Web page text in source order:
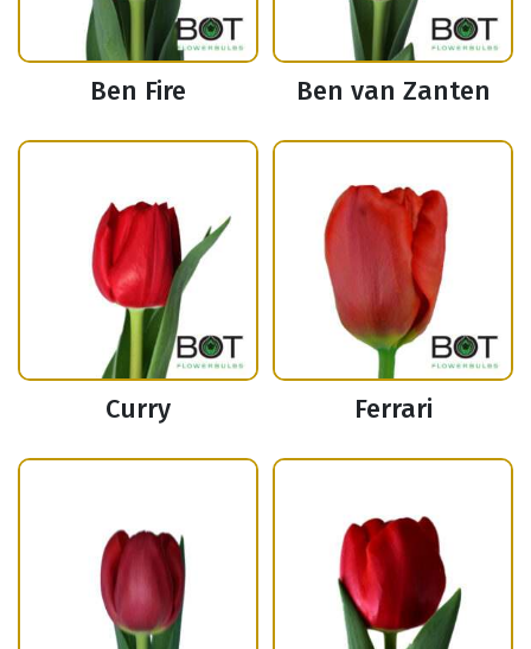
Ben Fire Ben van Zanten
Curry Ferrari